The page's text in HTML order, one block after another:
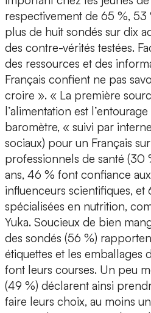
respectivement de 65 %, 53
plus de huit sondés sur dix
des contre-vérités testées.
des ressources et des
Français confient ne pas
croire ». « La première
l’alimentation est
baromètre, « suivi par
sociaux) pour un Français
professionnels de santé (30
ans, 46 % font confiance
influenceurs scientifiques,
spécialisées en nutrition,
Yuka. Soucieux de bien
des sondés (56 %)
étiquettes et les emballages
font leurs courses. Un peu
(49 %) déclarent ainsi
faire leurs choix, au moins